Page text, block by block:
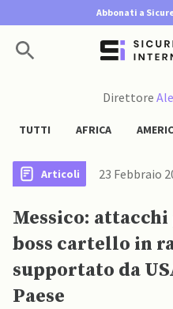
Abbonati a
Direttore
TUTTI AFRICA
Articoli 23 Febbraio
Messico:
boss cartello in
supportato da
Paese